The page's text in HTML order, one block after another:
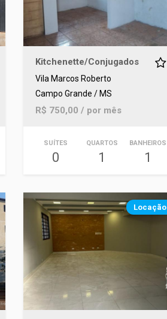
Kitchenette/Conjugados
Vila Marcos Roberto
Campo Grande / MS
R$ 750,00 / por mês
SUÍTES
0
QUARTOS
1
BANHEIROS
1
Locação